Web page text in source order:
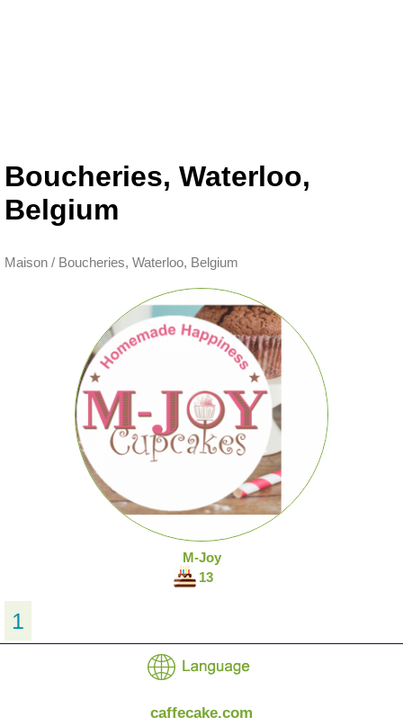
Boucheries, Waterloo,
Belgium
Maison / Boucheries, Waterloo, Belgium
M-Joy
13
1
caffecake.com